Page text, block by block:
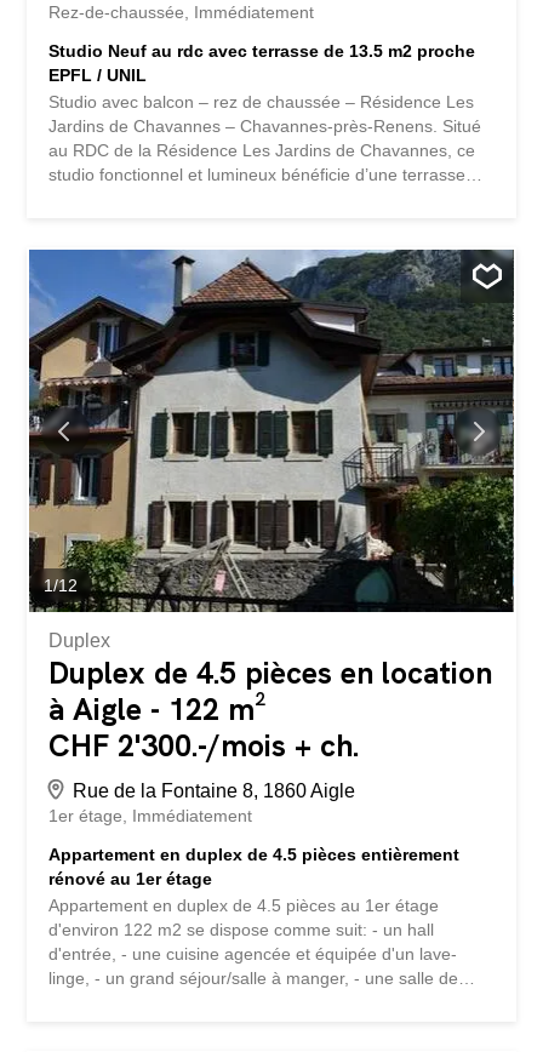
Rez-de-chaussée
Immédiatement
Studio Neuf au rdc avec terrasse de 13.5 m2 proche
EPFL / UNIL
Studio avec balcon – rez de chaussée – Résidence Les
Jardins de Chavannes – Chavannes-près-Renens. Situé
au RDC de la Résidence Les Jardins de Chavannes, ce
studio fonctionnel et lumineux bénéficie d’une terrasse
surface habitable d’environ 28.80 m² et dispose d’une
terrasse d’environ 13.5 m², idéal pour profiter d’un
espace extérieur. Distribution : • Hall / armoires
encastrées avec colonne de lavage prévue • Salle de
douche avec WC • Séjour avec cuisine ouverte
entièrement agencée • Accès direct à la terrasse
Surfaces : • Surface habitable : 28.8 m² • Terrasse : 13.5
m² (surface comptabilisée : 4.5 m²) • Jardin: 6 m² (surface
comptabilisée : 0.6 m²) • Surface pondérée : 33.90 m² Ce
studio offre une distribution pratique et un espace
extérieur appréciable, idéal pour une personne seule ou
un étudiant. Situation ...
1/12
Duplex
Duplex de 4.5 pièces en location
à Aigle - 122 m²
CHF 2'300.-/mois + ch.
Rue de la Fontaine 8, 1860 Aigle
1er étage
Immédiatement
Appartement en duplex de 4.5 pièces entièrement
rénové au 1er étage
Appartement en duplex de 4.5 pièces au 1er étage
d'environ 122 m2 se dispose comme suit: - un hall
d'entrée, - une cuisine agencée et équipée d'un lave-
linge, - un grand séjour/salle à manger, - une salle de